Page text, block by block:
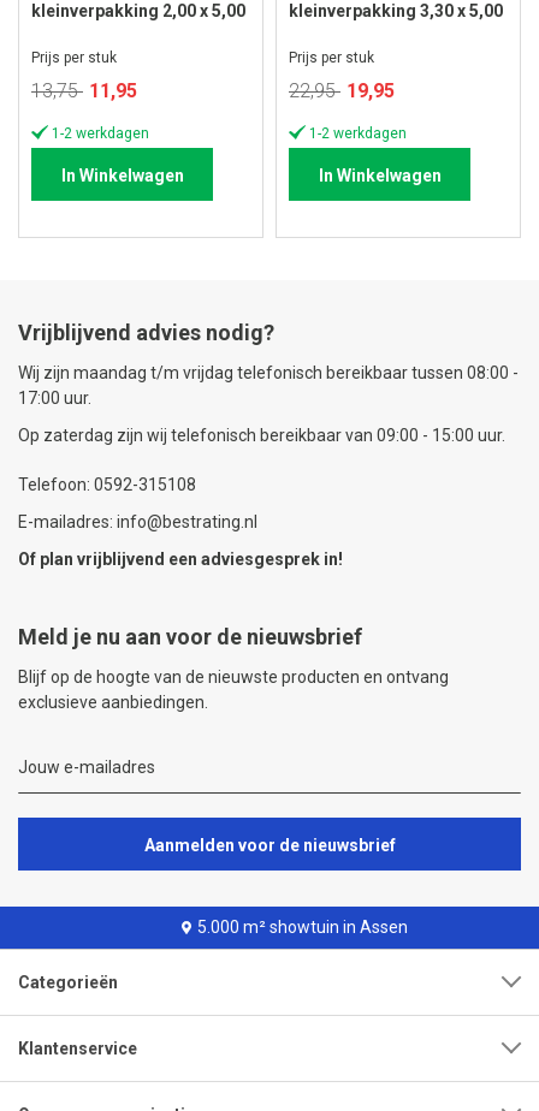
kleinverpakking 2,00 x 5,00
Prijs per stuk
13,75 Speciale
11,95
1-2 werkdagen
In Winkelwagen
kleinverpakking 3,30 x 5,00
Prijs per stuk
22,95 Speciale
19,95
1-2 werkdagen
In Winkelwagen
Vrijblijvend advies nodig?
Wij zijn maandag t/m vrijdag telefonisch bereikbaar tussen 08:00 -
17:00 uur.
Op zaterdag zijn wij telefonisch bereikbaar van 09:00 - 15:00 uur.
Telefoon: 0592-315108
E-mailadres: info@bestrating.nl
Of plan vrijblijvend een adviesgesprek in!
Meld je nu aan voor de nieuwsbrief
Blijf op de hoogte van de nieuwste producten en ontvang
exclusieve aanbiedingen.
Aanmelden voor de nieuwsbrief
5.000 m² showtuin in Assen
Categorieën
Klantenservice